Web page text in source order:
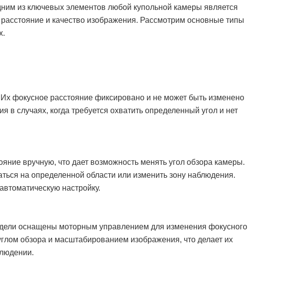
предметов, вход/выход из
(выстрел, разбитие
(24х), цифровое автосопровождение;
слота для карт записи
IK08, алюминиевый корпус
из ключевых элементов любой купольной камеры является
и качество изображения. Рассмотрим основные типы
фокусное расстояние фиксировано и не может быть изменено
в случаях, когда требуется охватить определенный угол и нет
вручную, что дает возможность менять угол обзора камеры.
на определенной области или изменить зону наблюдения.
настройку.
оснащены моторным управлением для изменения фокусного
обзора и масштабированием изображения, что делает их